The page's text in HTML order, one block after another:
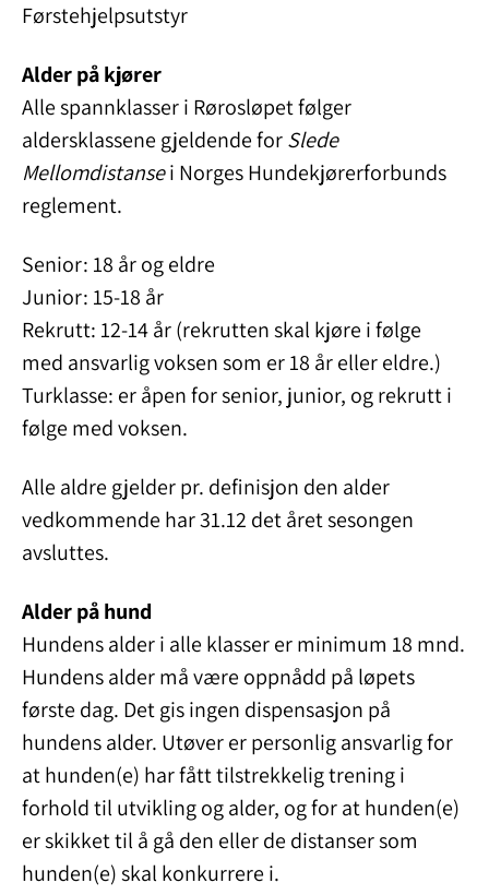
Førstehjelpsutstyr
Alder på kjører
Alle spannklasser i Rørosløpet følger
aldersklassene gjeldende forSlede
Mellomdistansei Norges Hundekjørerforbunds
reglement.
Senior: 18 år og eldre
Junior: 15-18 år
Rekrutt: 12-14 år (rekrutten skal kjøre i følge
med ansvarlig voksen som er 18 år eller eldre.)
Turklasse: er åpen for senior, junior, og rekrutt i
følge med voksen.
Alle aldre gjelder pr. definisjon den alder
vedkommende har 31.12 det året sesongen
avsluttes.
Alder på hund
Hundens alder i alle klasser er minimum 18 mnd.
Hundens alder må være oppnådd på løpets
første dag. Det gis ingen dispensasjon på
hundens alder. Utøver er personlig ansvarlig for
at hunden(e) har fått tilstrekkelig trening i
forhold til utvikling og alder, og for at hunden(e)
er skikket til å gå den eller de distanser som
hunden(e) skal konkurrere i.